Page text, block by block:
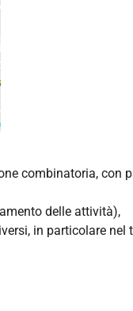
combinatoria, con
delle attività),
in particolare nel